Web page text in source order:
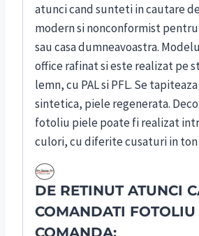
atunci cand sunteti in cautare
modern si nonconformist
sau casa dumneavoastra.
office rafinat si este realizat pe
lemn, cu PAL si PFL. Se
sintetica, piele regenerata.
fotoliu piele poate fi realizat
culori, cu diferite cusaturi in ton
DE RETINUT ATUNCI
COMANDATI
COMANDA: